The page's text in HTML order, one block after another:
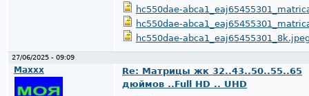
hc550dae-
hc550dae-
hc550dae-
27/06/2025 - 09:09
Maxxx
Re: Матрицы жк 32..43..50..55..65
дюймов ..Full HD .. UHD